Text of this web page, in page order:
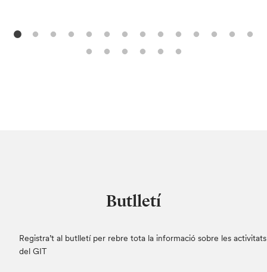
Butlletí
Registra’t al butlletí per rebre tota la informació sobre les activitats
del GIT